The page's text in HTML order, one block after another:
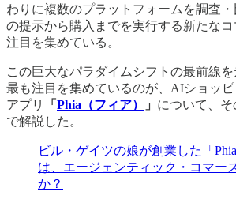
わりに複数のプラットフォームを調査
の提示から購入までを実行する新たな
注目を集めている。
この巨大なパラダイムシフトの最前線
最も注目を集めているのが、AIショッ
アプリ
「 Phia（フィア） 」 について、そ
で解説した。
ビル・ゲイツの娘が創業した「
は、エージェンティック・コマー
か？